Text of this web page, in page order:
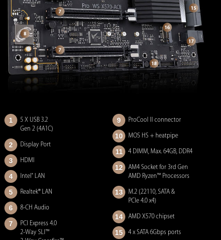
1
5 X USB 3.2
Gen 2 (4A1C)
2 Display Port
3 HDMI
4 Intel ®LAN
5 Realtek® LAN
6 8-CH Audio
7
PCI Express 4.0
2-Way SLI™
9 ProCool II connector
10 MOS HS + heatpipe
11 4 DIMM, Max. 64GB, DDR4
12
AM4 Socket for 3rd Gen
AMD Ryzen™ Processors
13
M.2 (22110, SATA &
PCIe 4.0 x4)
14 AMD X570 chipset
15 4 x SATA 6Gbps ports